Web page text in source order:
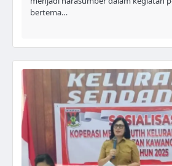
bertema…